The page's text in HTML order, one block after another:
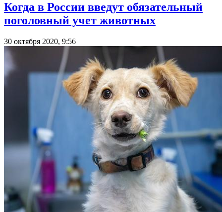
Когда в России введут обязательный
поголовный учет животных
30 октября 2020, 9:56